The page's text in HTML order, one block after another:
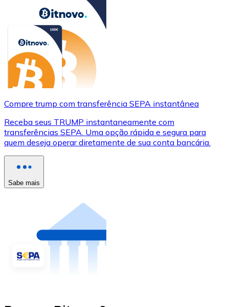
Compre trump com transferência SEPA instantânea
Receba seus TRUMP instantaneamente com
transferências SEPA. Uma opção rápida e segura para
quem deseja operar diretamente de sua conta bancária.
Sabe mais